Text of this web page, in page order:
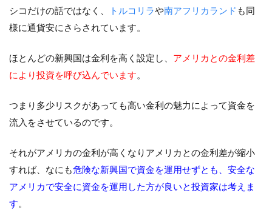
シコだけの話ではなく、
トルコリラや南アフリカランド も同
様に通貨安にさらされています。
ほとんどの新興国は金利を高く設定し、 アメリカとの金利差
により投資を呼び込んでいます。
つまり多少リスクがあっても高い金利の魅力によって資金を
流入をさせているのです。
それがアメリカの金利が高くなりアメリカとの金利差が縮小
すれば、なにも危険な新興国で資金を運用せずとも、安全な
アメリカで安全に資金を運用した方が良いと投資家は考えま
す。